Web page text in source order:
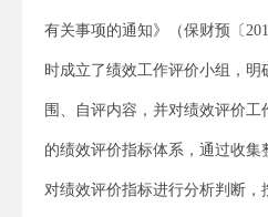
有关事项的通知》（保财预〔
时成立了绩效工作评价小组，
围、自评内容，并对绩效评价
的绩效评价指标体系，通过收
对绩效评价指标进行分析判断